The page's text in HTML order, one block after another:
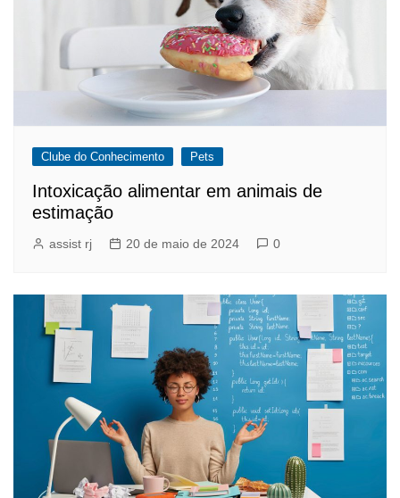
Clube do Conhecimento Pets
Intoxicação alimentar em animais de
estimação
assist rj 20 de maio de 2024 0